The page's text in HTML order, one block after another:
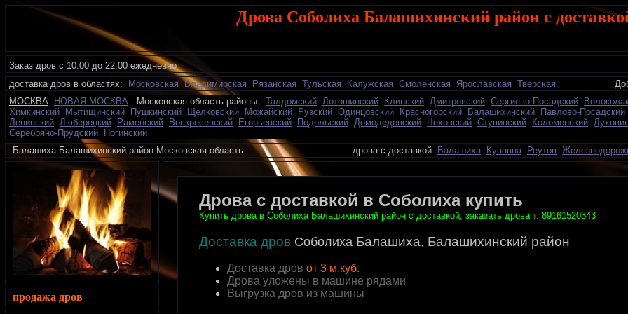
Дрова Соболиха Балашихинский район с
Заказ дров с 10.00 до 22.00 ежедневно
доставка дров в областях:
Московская Владимирская Рязанская Тульская Калужская Смоленская Ярославская Тверская
Добавить
МОСКВА
НОВАЯ МОСКВА Московская область районы: Талдомский Лотошинский Клинский Дмитровский Сергиево-Посадский
Химкинский
Мытищинский Пушкинский Щелковский Можайский Рузский Одинцовский Красногорский Балашихинский Павлово-Посадский
Ленинский Люберецкий Раменский Воскресенский Егорьевский Подольский Домодедовский Чеховский Ступинский Коломенский
Серебряно-Прудский
Ногинский
Балашиха Балашихинский район Московская область дрова с доставкой
Балашиха Купавна Реутов
Дрова с доставкой в Соболиха купить
Купить дрова в Соболиха Балашихинский район с доставкой, заказать дрова т. 89161520343
Доставка дров Соболиха Балашиха, Балашихинский район
Доставка дров от 3 м.куб.
Дрова уложены в машине рядами
Выгрузка дров из машины
продажа дров